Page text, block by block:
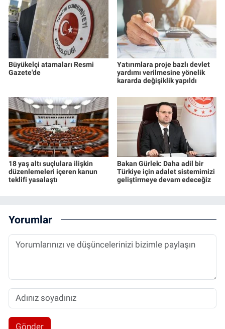
Büyükelçi atamaları Resmi
Gazete'de
Yatırımlara proje bazlı devlet
yardımı verilmesine yönelik
kararda değişiklik yapıldı
18 yaş altı suçlulara ilişkin
düzenlemeleri içeren kanun
teklifi yasalaştı
Bakan Gürlek: Daha adil bir
Türkiye için adalet sistemimizi
geliştirmeye devam edeceğiz
Yorumlar
Gönder